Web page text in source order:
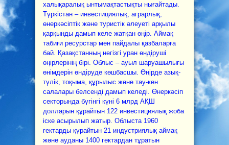
халықаралық ынтымақтастықты нығайтады.
Түркістан – инвестициялық, аграрлық,
өнеркәсіптік және туристік әлеуеті арқылы
қарқынды дамып келе жатқан өңір. Аймақ
табиғи ресурстар мен пайдалы қазбаларға
бай. Қазақстанның негізгі уран өндіруші
өңірлерінің бірі. Облыс – ауыл шаруашылығы
өнімдерін өндіруде көшбасшы. Өңірде азық-
түлік, тоқыма, құрылыс және тау-кен
салалары белсенді дамып келеді. Өнеркәсіп
секторында бүгінгі күні 6 млрд АҚШ
долларын құрайтын 122 инвестициялық жоба
іске асырылып жатыр. Облыста 1960
гектарды құрайтын 21 индустриялық аймақ
және ауданы 1400 гектардан тұратын